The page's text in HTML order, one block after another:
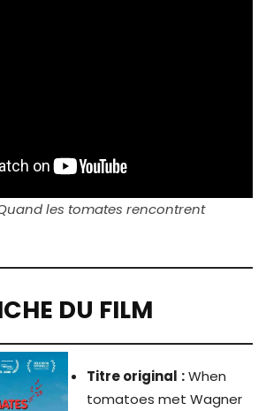
les tomates rencontrent
DU FILM
Titre original :When
tomatoes met Wagner